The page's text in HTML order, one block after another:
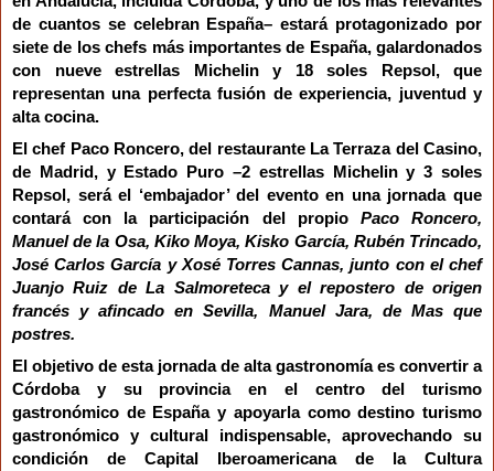
de cuantos se celebran España– estará protagonizado por
sietede los chefs más importantes de España,galardonados
con nueve estrellas Michelin y 18 soles Repsol, que
representan una perfecta fusión de experiencia, juventud y
alta cocina.
El chef Paco Roncero, del restaurante La Terraza del Casino,
de Madrid, y Estado Puro –2 estrellas Michelin y 3 soles
Repsol, será el ‘embajador’ del evento en una jornada que
contará con la participación del propio Paco Roncero,
Manuel de la Osa, Kiko Moya,Kisko García, Rubén Trincado,
José Carlos García y Xosé Torres Cannas, junto con el chef
Juanjo Ruiz de La Salmoreteca y el repostero de origen
francés y afincado en Sevilla, Manuel Jara, de Mas que
postres.
El objetivo de esta jornada de alta gastronomía es convertir a
Córdoba y su provincia en el centro del turismo
gastronómico de España y apoyarla como destino turismo
gastronómico y cultural indispensable, aprovechando su
condición de Capital Iberoamericana de la Cultura